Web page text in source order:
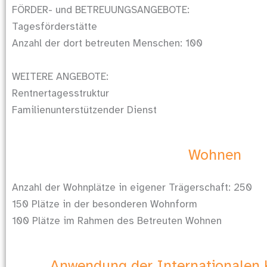
FÖRDER- und BETREUUNGSANGEBOTE:
Tagesförderstätte
Anzahl der dort betreuten Menschen: 100
WEITERE ANGEBOTE:
Rentnertagesstruktur
Familienunterstützender Dienst
Wohnen
Anzahl der Wohnplätze in eigener Trägerschaft: 250
150 Plätze in der besonderen Wohnform
100 Plätze im Rahmen des Betreuten Wohnen